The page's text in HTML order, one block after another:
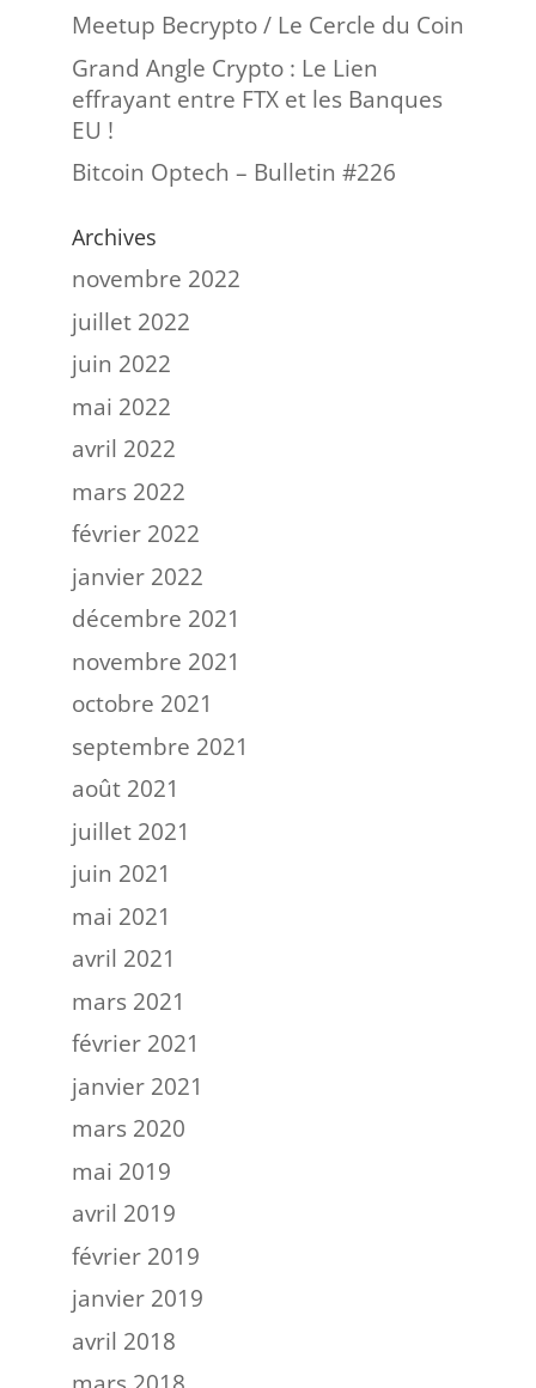
Meetup Becrypto / Le Cercle du Coin
Grand Angle Crypto : Le Lien
effrayant entre FTX et les Banques
EU !
Bitcoin Optech – Bulletin #226
Archives
novembre 2022
juillet 2022
juin 2022
mai 2022
avril 2022
mars 2022
février 2022
janvier 2022
décembre 2021
novembre 2021
octobre 2021
septembre 2021
août 2021
juillet 2021
juin 2021
mai 2021
avril 2021
mars 2021
février 2021
janvier 2021
mars 2020
mai 2019
avril 2019
février 2019
janvier 2019
avril 2018